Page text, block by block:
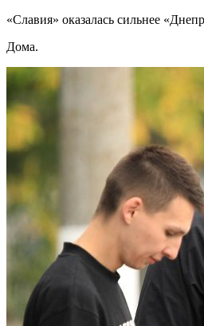
«Славия» оказалась сильнее
Дома.